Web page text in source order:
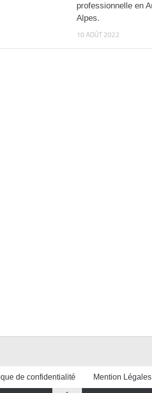
professionnelle en
Alpes.
10 AOÛT 2022
de confidentialité Mention Légales